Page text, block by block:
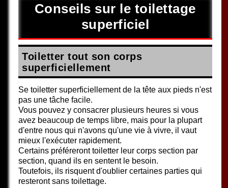
Conseils sur le toilettage
superficiel
Toiletter tout son corps
superficiellement
Se toiletter superficiellement de la tête aux pieds n'est
pas une tâche facile.
Vous pouvez y consacrer plusieurs heures si vous
avez beaucoup de temps libre, mais pour la plupart
d'entre nous qui n'avons qu'une vie à vivre, il vaut
mieux l'exécuter rapidement.
Certains préféreront toiletter leur corps section par
section, quand ils en sentent le besoin.
Toutefois, ils risquent d'oublier certaines parties qui
resteront sans toilettage.